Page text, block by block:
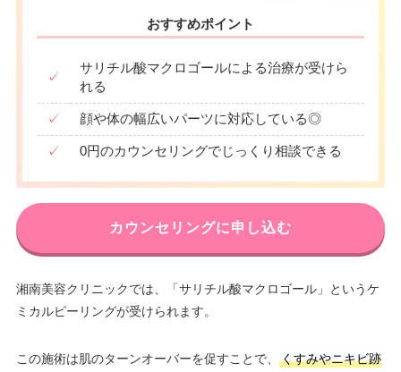
おすすめポイント
✓
サリチル酸マクロゴールによる治療が受けら
れる
✓ 顔や体の幅広いパーツに対応している◎
✓ 0円のカウンセリングでじっくり相談できる
カウンセリングに申し込む
湘南美容クリニックでは、「サリチル酸マクロゴール」というケ
ミカルピーリングが受けられます。
この施術は肌のターンオーバーを促すことで、
くすみやニキビ跡